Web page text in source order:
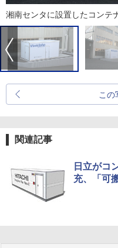
湘南センタに設置したコンテ
この
関連記事
日立がコ
充、「可